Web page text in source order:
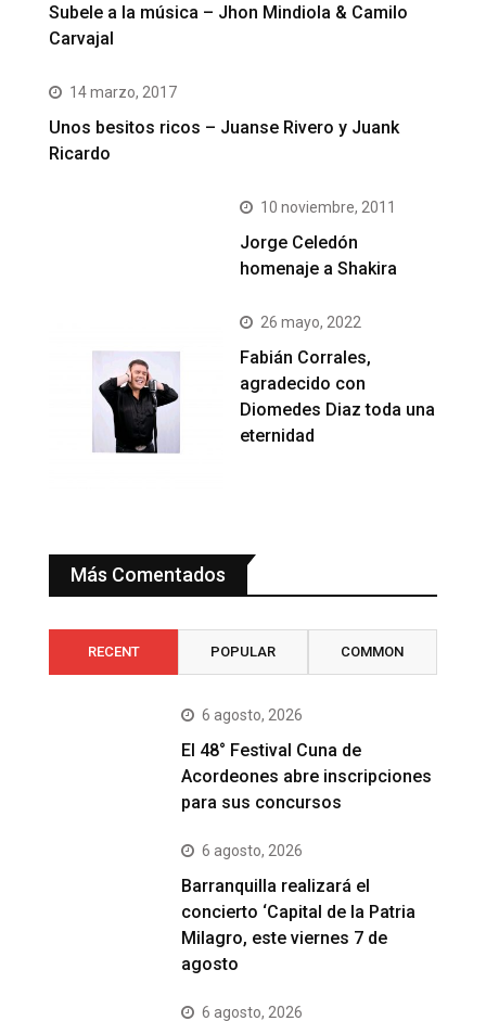
Subele a la música – Jhon Mindiola & Camilo
Carvajal
14 marzo, 2017
Unos besitos ricos – Juanse Rivero y Juank
Ricardo
10 noviembre, 2011
Jorge Celedón
homenaje a Shakira
26 mayo, 2022
Fabián Corrales,
agradecido con
Diomedes Diaz toda una
eternidad
Más Comentados
RECENT POPULAR COMMON
6 agosto, 2026
El 48° Festival Cuna de
Acordeones abre inscripciones
para sus concursos
6 agosto, 2026
Barranquilla realizará el
concierto ‘Capital de la Patria
Milagro, este viernes 7 de
agosto
6 agosto, 2026